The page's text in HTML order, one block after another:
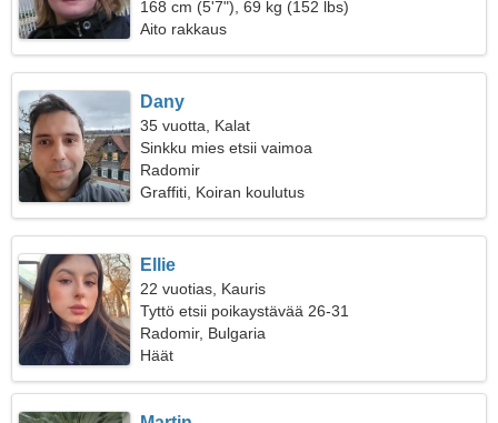
168 cm (5'7"), 69 kg (152 lbs)
Aito rakkaus
Dany
35 vuotta, Kalat
Sinkku mies etsii vaimoa
Radomir
Graffiti, Koiran koulutus
Ellie
22 vuotias, Kauris
Tyttö etsii poikaystävää 26-31
Radomir, Bulgaria
Häät